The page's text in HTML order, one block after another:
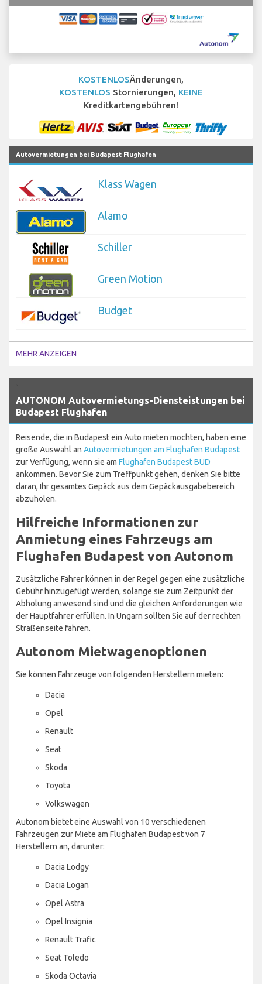
KOSTENLOSÄnderungen,
KOSTENLOS Stornierungen, KEINE
Kreditkartengebühren!
Autovermietungen bei Budapest Flughafen
Klass Wagen
Alamo
Schiller
Green Motion
Budget
MEHR ANZEIGEN
AUTONOM Autovermietungs-Diensteistungen bei
Budapest Flughafen
Reisende, die in Budapest ein Auto mieten möchten, haben eine
große Auswahl an Autovermietungen am Flughafen Budapest
zur Verfügung, wenn sie am Flughafen Budapest BUD
ankommen. Bevor Sie zum Treffpunkt gehen, denken Sie bitte
daran, Ihr gesamtes Gepäck aus dem Gepäckausgabebereich
abzuholen.
Hilfreiche Informationen zur
Anmietung eines Fahrzeugs am
Flughafen Budapest von Autonom
Zusätzliche Fahrer können in der Regel gegen eine zusätzliche
Gebühr hinzugefügt werden, solange sie zum Zeitpunkt der
Abholung anwesend sind und die gleichen Anforderungen wie
der Hauptfahrer erfüllen. In Ungarn sollten Sie auf der rechten
Straßenseite fahren.
Autonom Mietwagenoptionen
Sie können Fahrzeuge von folgenden Herstellern mieten:
Dacia
Opel
Renault
Seat
Skoda
Toyota
Volkswagen
Autonom bietet eine Auswahl von 10 verschiedenen
Fahrzeugen zur Miete am Flughafen Budapest von 7
Herstellern an, darunter:
Dacia Lodgy
Dacia Logan
Opel Astra
Opel Insignia
Renault Trafic
Seat Toledo
Skoda Octavia